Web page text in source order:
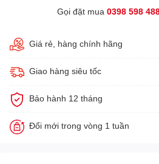
Gọi đặt mua 0398 598
Giá rẻ, hàng chính hãng
Giao hàng siêu tốc
Bảo hành 12 tháng
Đổi mới trong vòng 1 tuần